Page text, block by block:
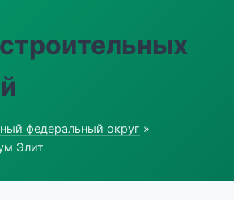
федеральный округ »
Элит